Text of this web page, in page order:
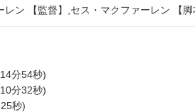
レン 【監督】,セス・マクファーレン 【
分54秒)
分32秒)
秒)